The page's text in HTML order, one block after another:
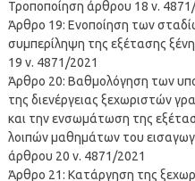
Τροποποίηση άρθρου 18 ν.
Άρθρο 19: Ενοποίηση των
συμπερίληψη της εξέτασης
19 ν. 4871/2021
Άρθρο 20: Βαθμολόγηση των
της διενέργειας ξεχωριστών
και την ενσωμάτωση της
λοιπών μαθημάτων του
άρθρου 20 ν. 4871/2021
Άρθρο 21: Κατάργηση της